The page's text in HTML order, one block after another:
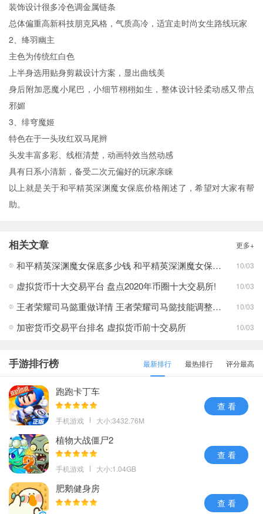
装饰设计很多冷色调金属链条
总体偏重高新科技朋克风格，气质高冷，适宜走时尚女生路线玩家
2、绛羽幽主
主色为传统红白色
上半身选用贴身剪裁设计方案，显出曲线美
身后附加恶魔小尾巴，小细节栩栩如生，整体设计轻柔动感又带点
邪媚
3、绯穹魔姬
特色在于一头玫红双马尾辫
头发丰富多彩、线框清楚，动画特效当然动感
具有日系小清新，备受二次元偏好的玩家亲睐
以上就是关于和平精英深渊魔女保底价格阐述了，希望对大家有帮
助。
相关文章 更多+
和平精英深渊魔女保底多少钱 和平精英深渊魔女保底价格介绍 10/03
虚拟货币十大交易平台 盘点2020年币圈十大交易所! 10/03
王者荣耀司马懿重做详情 王者荣耀司马懿技能调整介绍 10/03
加密货币交易平台排名 虚拟货币前十交易所 10/03
手游排行榜 最新排行 最热排行 评分最高
跑跑卡丁车
手机游戏 大小:3432.76M
查 看
植物大战僵尸2
手机游戏 大小:1.04GB
查 看
肥鹅健身房
查 看